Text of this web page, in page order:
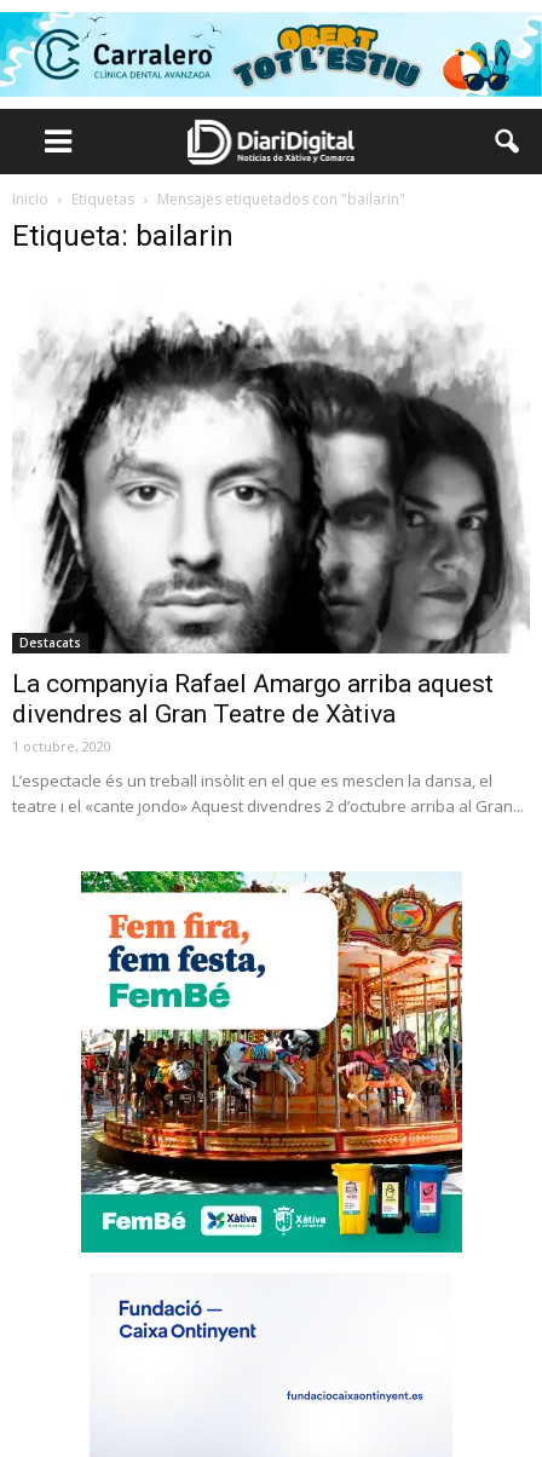
Inicio Etiquetas Mensajes etiquetados con "bailarin"
Etiqueta: bailarin
Destacats
La companyia Rafael Amargo arriba aquest
divendres al Gran Teatre de Xàtiva
1 octubre, 2020
L’espectacle és un treball insòlit en el que es mesclen la dansa, el
teatre i el «cante jondo» Aquest divendres 2 d’octubre arriba al Gran...